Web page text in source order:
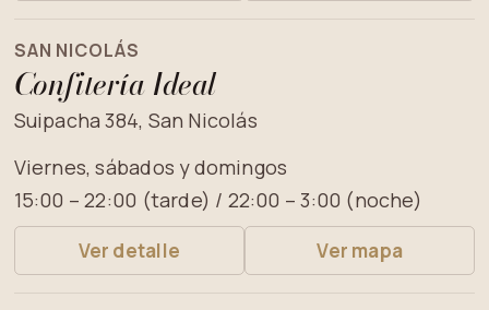
SAN NICOLÁS
Confitería Ideal
Suipacha 384, San Nicolás
Viernes, sábados y domingos
15:00 – 22:00 (tarde) / 22:00 – 3:00 (noche)
Ver detalle Ver mapa